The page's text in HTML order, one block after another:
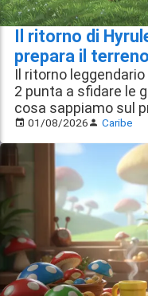
Il ritorno di
prepara il
Il ritorno
2 punta a sfidare le
cosa sappiamo sul
01/08/2026 Caribe